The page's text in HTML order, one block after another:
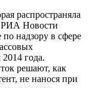
распространяла
РИА Новости
надзору в сфере
года.
решают, как
не нанося при